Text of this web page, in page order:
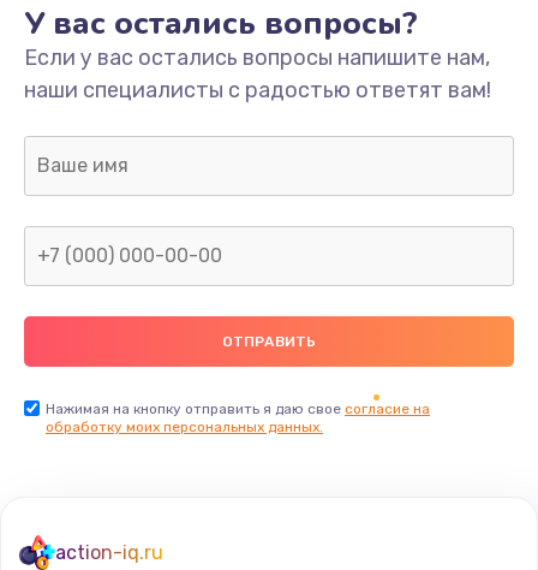
Замена/Pемонт карбюратора
1300 руб.
Заказать
Ремонт капиллярной трубки
400 руб.
Заказать
У вас остались вопросы?
Если у вас остались вопросы напишите нам,
наши специалисты с радостью ответят вам!
Нажимая на кнопку отправить я даю свое согласие на
обработку моих персональных данных.
action-iq.ru